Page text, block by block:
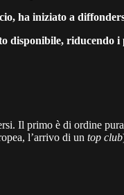
ha iniziato a
disponibile, riducendo
Il primo è di ordine
l’arrivo di un top club